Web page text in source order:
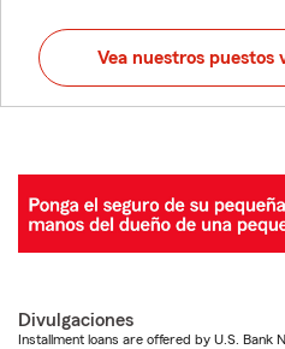
Vea nuestros puestos
Divulgaciones
Installment loans are offered by U.S. Bank